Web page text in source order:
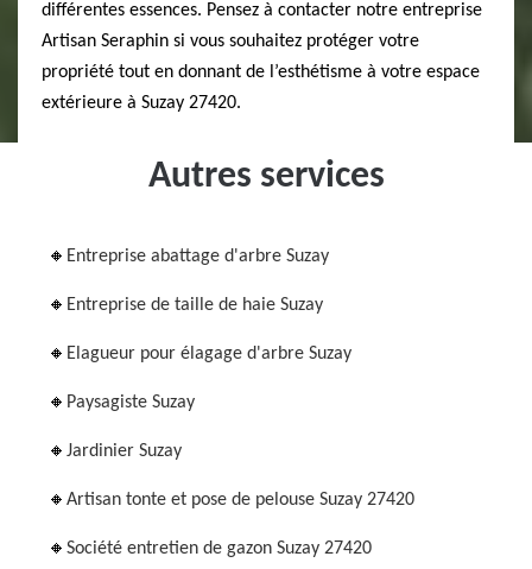
différentes essences. Pensez à contacter notre entreprise
Artisan Seraphin si vous souhaitez protéger votre
propriété tout en donnant de l’esthétisme à votre espace
extérieure à Suzay 27420.
Autres services
Entreprise abattage d'arbre Suzay
Entreprise de taille de haie Suzay
Elagueur pour élagage d'arbre Suzay
Paysagiste Suzay
Jardinier Suzay
Artisan tonte et pose de pelouse Suzay 27420
Société entretien de gazon Suzay 27420